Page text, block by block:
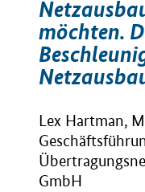
möchten.
Lex Hartman,
GmbH